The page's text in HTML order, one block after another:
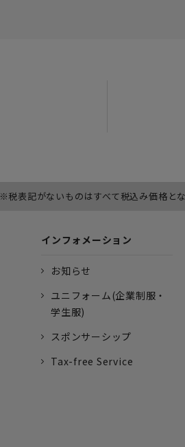
※税表記がないものはすべて税込み価格と
インフォメーション
お知らせ
ユニフォーム(企業制服・
学生服)
スポンサーシップ
Tax-free Service